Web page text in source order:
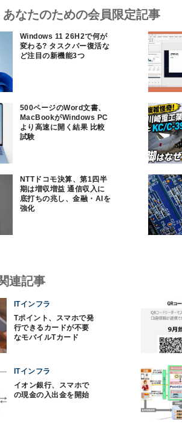
なたのための会員限定記事
Windows 11 26H2で何が
変わる? タスクバー復活な
ど注目の新機能3つ
500ページのWord文書、
MacBookがWindows PC
より高速に開く結果 比較
試験
NTTドコモ決算、第1四半
期は増収増益 通信収入に
底打ちの兆し、金融・AIを
強化
連記事
ITインフラ
Tポイント、スマホで発
行できるカードが不要
なモバイルTカード
ITインフラ
イオン銀行、スマホで
の現金の入出金を開始